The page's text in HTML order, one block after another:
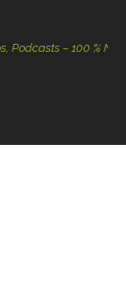
– 100 % Nature